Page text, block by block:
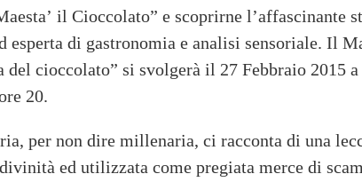
il Cioccolato” e scoprirne l’affascinante
esperta di gastronomia e analisi sensoriale. Il
del cioccolato” si svolgerà il 27 Febbraio 2015
20.
per non dire millenaria, ci racconta di una
ed utilizzata come pregiata merce di